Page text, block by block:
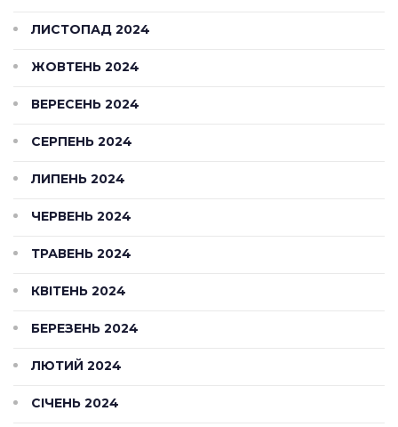
ЛИСТОПАД 2024
ЖОВТЕНЬ 2024
ВЕРЕСЕНЬ 2024
СЕРПЕНЬ 2024
ЛИПЕНЬ 2024
ЧЕРВЕНЬ 2024
ТРАВЕНЬ 2024
КВІТЕНЬ 2024
БЕРЕЗЕНЬ 2024
ЛЮТИЙ 2024
СІЧЕНЬ 2024